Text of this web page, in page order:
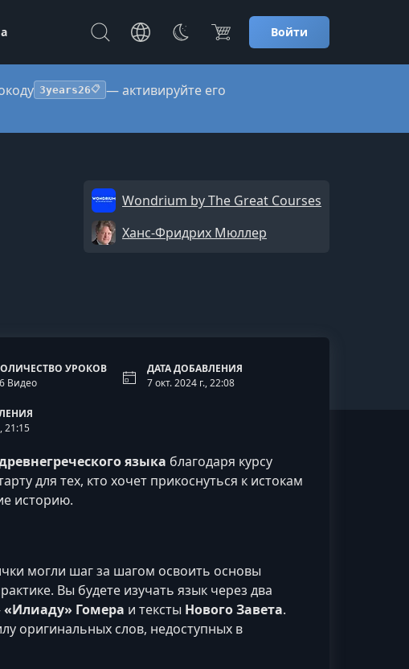
Войти
3years26📋 — активируйте его
Wondrium by The Great Courses
Ханс-Фридрих Мюллер
УРОКОВ
Видео
ДАТА ДОБАВЛЕНИЯ
7 окт. 2024 г., 22:08
21:15
языка благодаря курсу
для тех, кто хочет прикоснуться к истокам
историю.
могли шаг за шагом освоить основы
Вы будете изучать язык через два
«Илиаду» Гомера и тексты Нового Завета.
оригинальных слов, недоступных в